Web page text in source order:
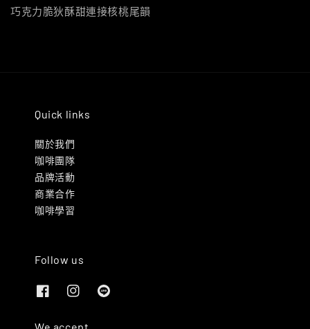
巧克力脆狄酥甜連接核桃尾韻
Quick links
關於我們
咖啡團隊
品牌活動
商業合作
咖啡學習
Follow us
We accept